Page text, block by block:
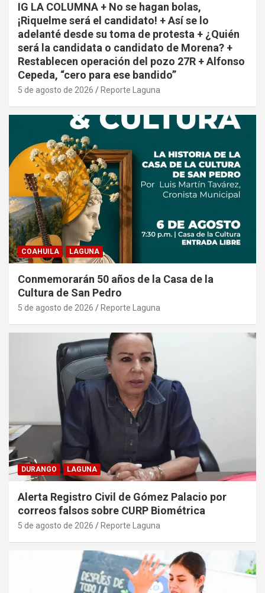
IG LA COLUMNA + No se hagan bolas,
¡Riquelme será el candidato! + Así se lo
adelanté desde su toma de protesta + ¿Quién
será la candidata o candidato de Morena? +
Restablecen operación del pozo 27R + Alfonso
Cepeda, “cero para ese bandido”
5 de agosto de 2026 Reporte Laguna
COAHUILA LAGUNA
Conmemorarán 50 años de la Casa de la
Cultura de San Pedro
5 de agosto de 2026 Reporte Laguna
DURANGO LAGUNA
Alerta Registro Civil de Gómez Palacio por
correos falsos sobre CURP Biométrica
5 de agosto de 2026 Reporte Laguna